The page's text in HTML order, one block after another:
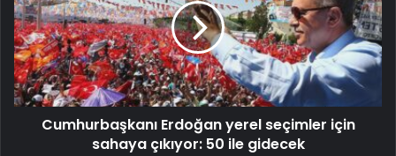
Cumhurbaşkanı Erdoğan yerel seçimler için
sahaya çıkıyor: 50 ile gidecek